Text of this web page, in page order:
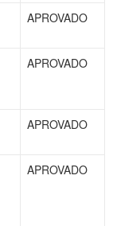
APROVADO
APROVADO
APROVADO
APROVADO